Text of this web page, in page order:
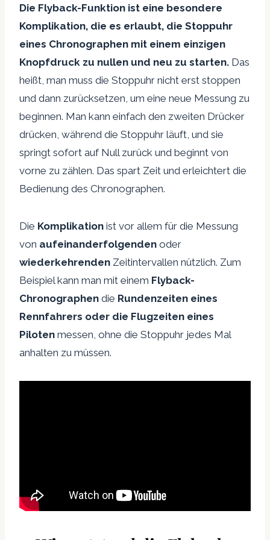
Die Flyback-Funktion ist eine besondere
Komplikation, die es erlaubt, die Stoppuhr
eines Chronographen mit einem einzigen
Knopfdruck zu nullen und neu zu starten. Das
heißt, man muss die Stoppuhr nicht erst stoppen
und dann zurücksetzen, um eine neue Messung zu
beginnen. Man kann einfach den zweiten Drücker
drücken, während die Stoppuhr läuft, und sie
springt sofort auf Null zurück und beginnt von
vorne zu zählen. Das spart Zeit und erleichtert die
Bedienung des Chronographen.
Die Komplikation ist vor allem für die Messung
von aufeinanderfolgenden oder
wiederkehrenden Zeitintervallen nützlich. Zum
Beispiel kann man mit einem Flyback-
Chronographen die Rundenzeiten eines
Rennfahrers oder die Flugzeiten eines
Piloten messen, ohne die Stoppuhr jedes Mal
anhalten zu müssen.